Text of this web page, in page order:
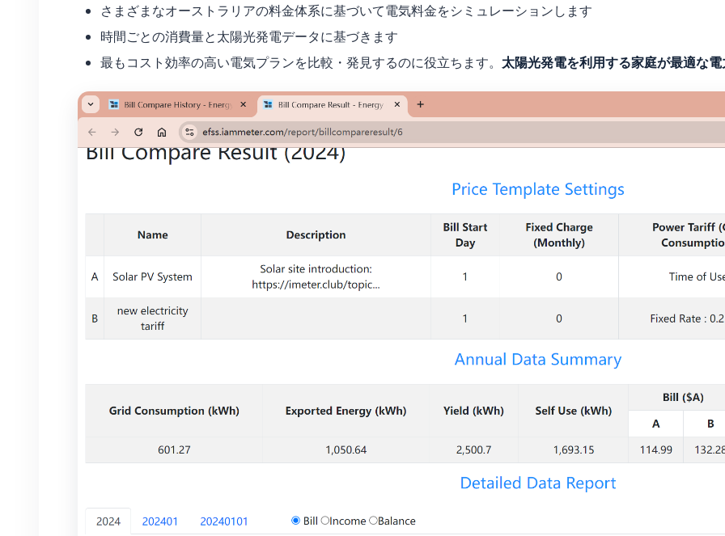
さまざまなオーストラリアの料金体系に基づいて電気料金をシミュレーションします
時間ごとの消費量と太陽光発電データに基づきます
最もコスト効率の高い電気プランを比較・発見するのに役立ちます。 太陽光発電を利用する家庭が最適な